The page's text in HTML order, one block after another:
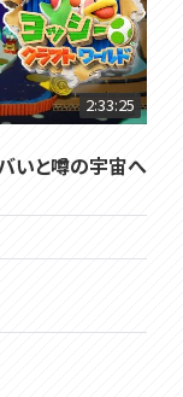
2:33:25
いと噂の宇宙へ